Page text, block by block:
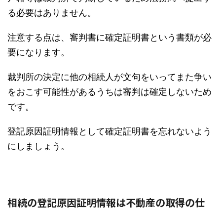
る必要はありません。
注意する点は、審判書に確定証明書という書類が必
要になります。
裁判所の決定に他の相続人が文句をいってまた争い
をおこす可能性があるうちは審判は確定しないため
です。
登記原因証明情報として確定証明書を忘れないよう
にしましょう。
相続の登記原因証明情報は不動産の取得の仕